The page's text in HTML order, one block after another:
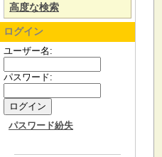
高度な検索
ログイン
ユーザー名:
パスワード:
パスワード紛失